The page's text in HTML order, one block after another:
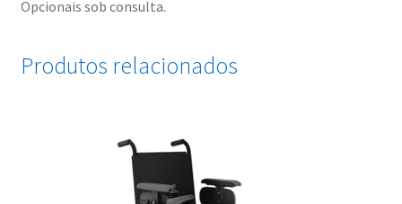
Opcionais sob consulta.
Produtos relacionados